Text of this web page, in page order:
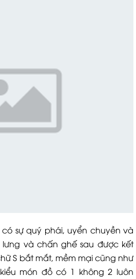
sự quý phái, uyển chuyền và
và chấn ghế sau được kết
S bắt mắt, mềm mại cũng như
món đồ có 1 không 2 luôn